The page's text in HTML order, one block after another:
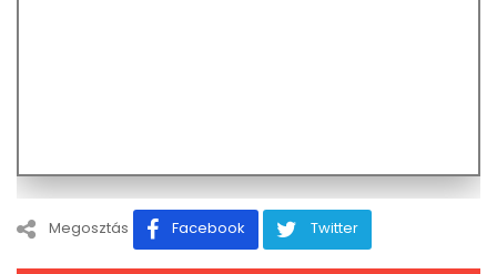
Megosztás Facebook Twitter